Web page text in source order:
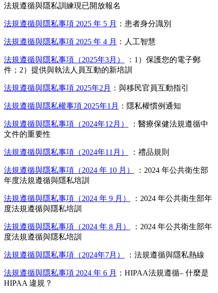
法規遵循與隱私訓練現已開放報名
法規遵循與隱私事項 2025 年 5 月 ：患者身分識別
法規遵循與隱私事項 2025 年 4 月 ：人工智慧
法規遵循與隱私事項（2025年3月）
：1）保護您的電子郵
件；2）提供與執法人員互動的新培訓
法規遵循與隱私事項 2025年2月 ：與移民官員互動指引
法規遵循與隱私權事項 2025年1月 ：隱私權慣例通知
法規遵循與隱私事項（2024年12月）
：醫療保健法規遵循中
文件的重要性
法規遵循與隱私事項（2024年11月） ：禮品規則
法規遵循與隱私事項（2024 年 10 月）
：2024 年公共衛生部
年度法規遵循與隱私培訓
法規遵循與隱私事項（2024 年 9 月）
：2024 年公共衛生部年
度法規遵循與隱私培訓
法規遵循與隱私事項（2024 年 8 月）
：2024 年公共衛生部年
度法規遵循與隱私培訓
法規遵循與隱私事項（2024年7月） ：法規遵循與隱私熱線
法規遵循與隱私事項 2024 年 6 月
：HIPAA法規遵循– 什麼是
HIPAA 違規？